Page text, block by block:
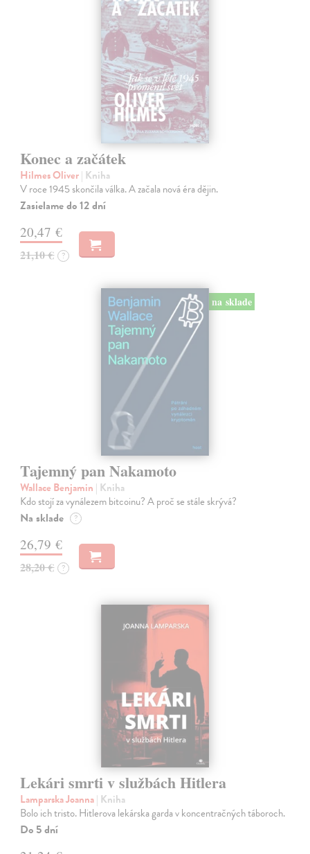
Konec a začátek
Hilmes Oliver| Kniha
V roce 1945 skončila válka. A začala nová éra dějin.
Zasielame do 12 dní
20,47 €
21,10 € ?
na sklade
Tajemný pan Nakamoto
Wallace Benjamin | Kniha
Kdo stojí za vynálezem bitcoinu? A proč se stále skrývá?
Na sklade ?
26,79 €
28,20 € ?
Lekári smrti v službách Hitlera
Lamparska Joanna| Kniha
Bolo ich tristo. Hitlerova lekárska garda v koncentračných táboroch.
Do 5 dní